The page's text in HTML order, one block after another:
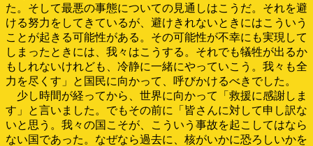
た。そして最悪の事態についての見通しはこうだ。それを避
ける努力をしてきているが、避けきれないときにはこういう
ことが起きる可能性がある。その可能性が不幸にも実現して
しまったときには、我々はこうする。それでも犠牲が出るか
もしれないけれども、冷静に一緒にやっていこう。我々も全
力を尽くす」と国民に向かって、呼びかけるべきでした。
少し時間が経ってから、世界に向かって「救援に感謝しま
す」と言いました。でもその前に「皆さんに対して申し訳な
いと思う。我々の国こそが、こういう事故を起こしてはなら
ない国であった。なぜなら過去に、核がいかに恐ろしいかを